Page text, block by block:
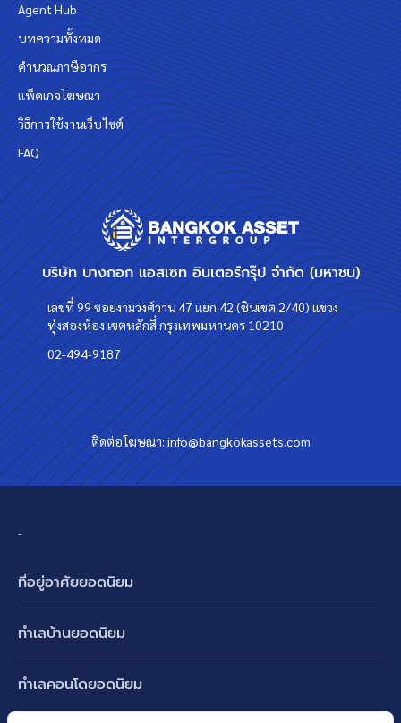
บริษัท บางกอก แอสเซท อินเตอร์กรุ๊ป จำกัด (มหาชน)
เลขที่ 99 ซอยงามวงศ์วาน 47 แยก 42 (ชินเขต 2/40) แขวง
ทุ่งสองห้อง เขตหลักสี่ กรุงเทพมหานคร 10210
02-494-9187
ติดต่อโฆษณา:info@bangkokassets.com
Agent Hub
บทความทั้งหมด
คำนวณภาษีอากร
แพ็คเกจโฆษณา
วิธีการใช้งานเว็บไซต์
FAQ
-
ที่อยู่อาศัยยอดนิยม
ทาวน์เฮ้าส์ ทาวน์โฮม
คอนโดมิเนียม
ทำเลบ้านยอดนิยม
ทำเลคอนโดยอดนิยม